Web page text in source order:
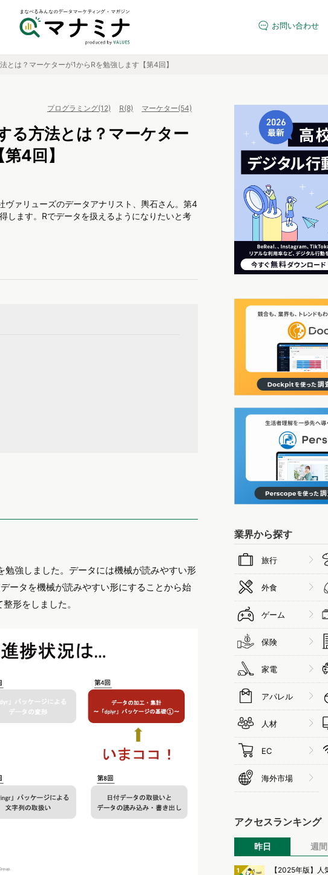
お問い合わせ
とは？マーケターが1からRを勉強します【第4回】
プログラミング(12) R(8) マーケター(54)
る方法とは？マーケター
4回】
ヴァリューズのデータアナリスト、輿石さん。第4
します。Rでデータを扱えるようになりたいと考
強しました。データには機械が読みやすい形
ータを機械が読みやすい形にすることから始
形をしました。
業界から探す
旅行
外食
ゲーム
保険
家電
アパレル
人材
EC
海外市場
アクセスランキング
昨日 週間
1
【2025年版】人